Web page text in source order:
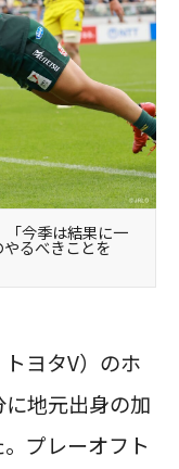
「今季は結果に一
るべきことを
ヨタV）のホ
地元出身の加
プレーオフト